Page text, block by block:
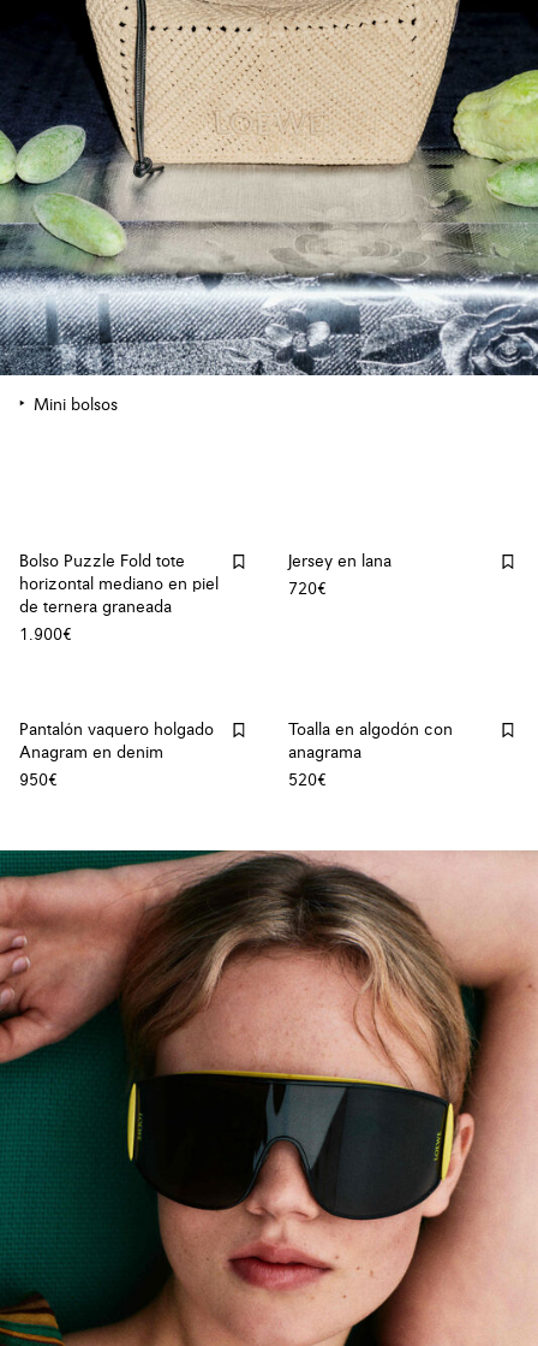
Mini bolsos
Bolso Puzzle Fold tote
horizontal mediano en piel
de ternera graneada
1.900€
Jersey en lana
720€
Pantalón vaquero holgado
Anagram en denim
950€
Toalla en algodón con
anagrama
520€